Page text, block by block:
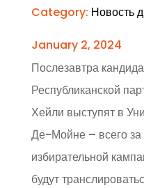
Category: Новость
January 2, 2024
Послезавтра
Республиканской
Хейли выступят в
Де-Мойне – всего за
избирательной
будут